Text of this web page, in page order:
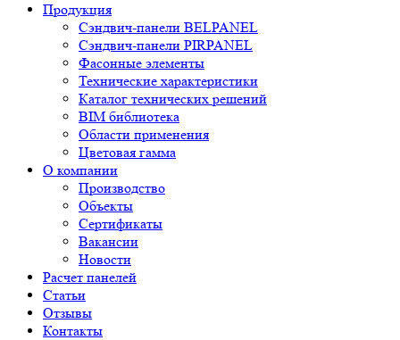
Продукция
Сэндвич-панели BELPANEL
Сэндвич-панели PIRPANEL
Фасонные элементы
Технические характеристики
Каталог технических решений
BIM библиотека
Области применения
Цветовая гамма
О компании
Производство
Объекты
Сертификаты
Вакансии
Новости
Расчет панелей
Статьи
Отзывы
Контакты